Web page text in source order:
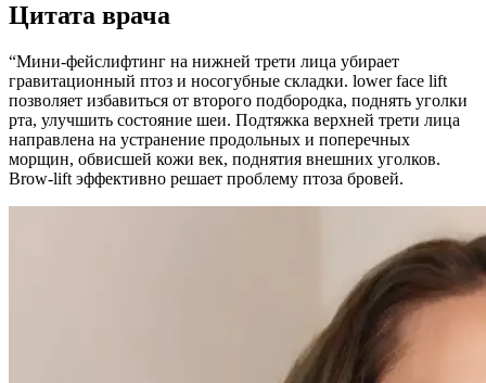
Цитата врача
“Мини-фейслифтинг на нижней трети лица убирает
гравитационный птоз и носогубные складки. lower face lift
позволяет избавиться от второго подбородка, поднять уголки
рта, улучшить состояние шеи. Подтяжка верхней трети лица
направлена на устранение продольных и поперечных
морщин, обвисшей кожи век, поднятия внешних уголков.
Brow-lift эффективно решает проблему птоза бровей.